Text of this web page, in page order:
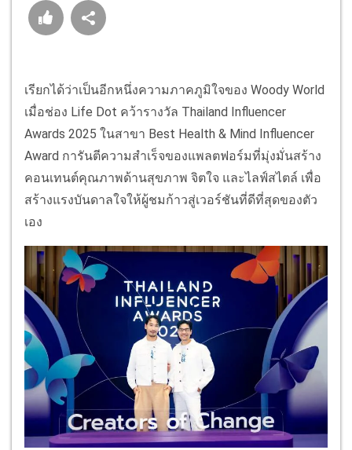
เรียกได้ว่าเป็นอีกหนึ่งความภาคภูมิใจของ Woody World
เมื่อช่อง Life Dot คว้ารางวัล Thailand Influencer
Awards 2025 ในสาขา Best Health & Mind Influencer
Award การันตีความสำเร็จของแพลตฟอร์มที่มุ่งมั่นสร้าง
คอนเทนต์คุณภาพด้านสุขภาพ จิตใจ และไลฟ์สไตล์ เพื่อ
สร้างแรงบันดาลใจให้ผู้ชมก้าวสู่เวอร์ชันที่ดีที่สุดของตัว
เอง